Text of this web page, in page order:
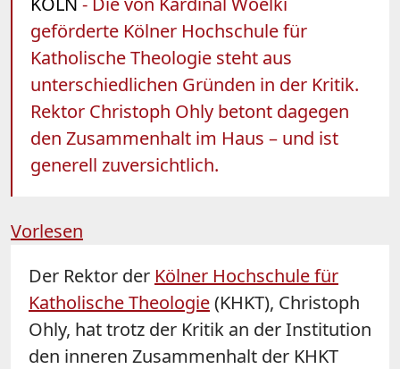
geförderte Kölner Hochschule für
Katholische Theologie steht aus
unterschiedlichen Gründen in der Kritik.
Rektor Christoph Ohly betont dagegen
den Zusammenhalt im Haus – und ist
generell zuversichtlich.
Vorlesen
Der Rektor der Kölner Hochschule für
Katholische Theologie(KHKT), Christoph
Ohly, hat trotz der Kritik an der Institution
den inneren Zusammenhalt der KHKT